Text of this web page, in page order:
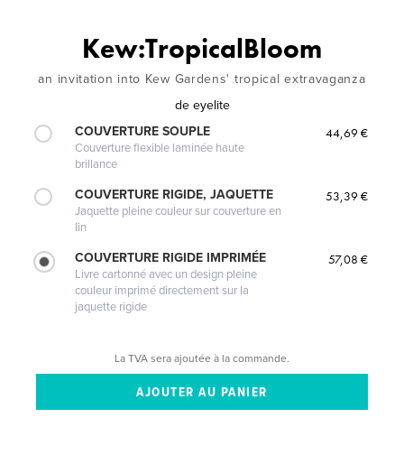
Kew:TropicalBloom
an invitation into Kew Gardens' tropical extravaganza
de eyelite
COUVERTURE SOUPLE
Couverture flexible laminée haute
brillance
44,69 €
COUVERTURE RIGIDE, JAQUETTE
Jaquette pleine couleur sur couverture en
lin
53,39 €
COUVERTURE RIGIDE IMPRIMÉE
Livre cartonné avec un design pleine
couleur imprimé directement sur la
jaquette rigide
57,08 €
La TVA sera ajoutée à la commande.